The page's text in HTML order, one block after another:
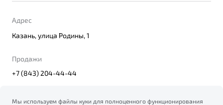
Адрес
Казань, улица Родины, 1
Продажи
+7 (843) 204-44-44
Мы используем файлы куки для полноценного функционирования